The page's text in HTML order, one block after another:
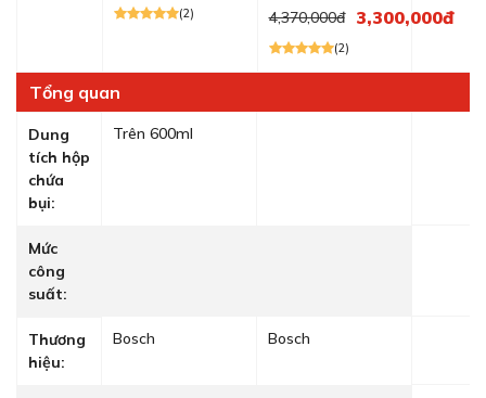
(2)
4,370,000đ
3,300,000đ
(2)
Tổng quan
Dung
tích hộp
chứa
bụi:
Trên 600ml
Mức
công
suất:
Thương
hiệu:
Bosch Bosch